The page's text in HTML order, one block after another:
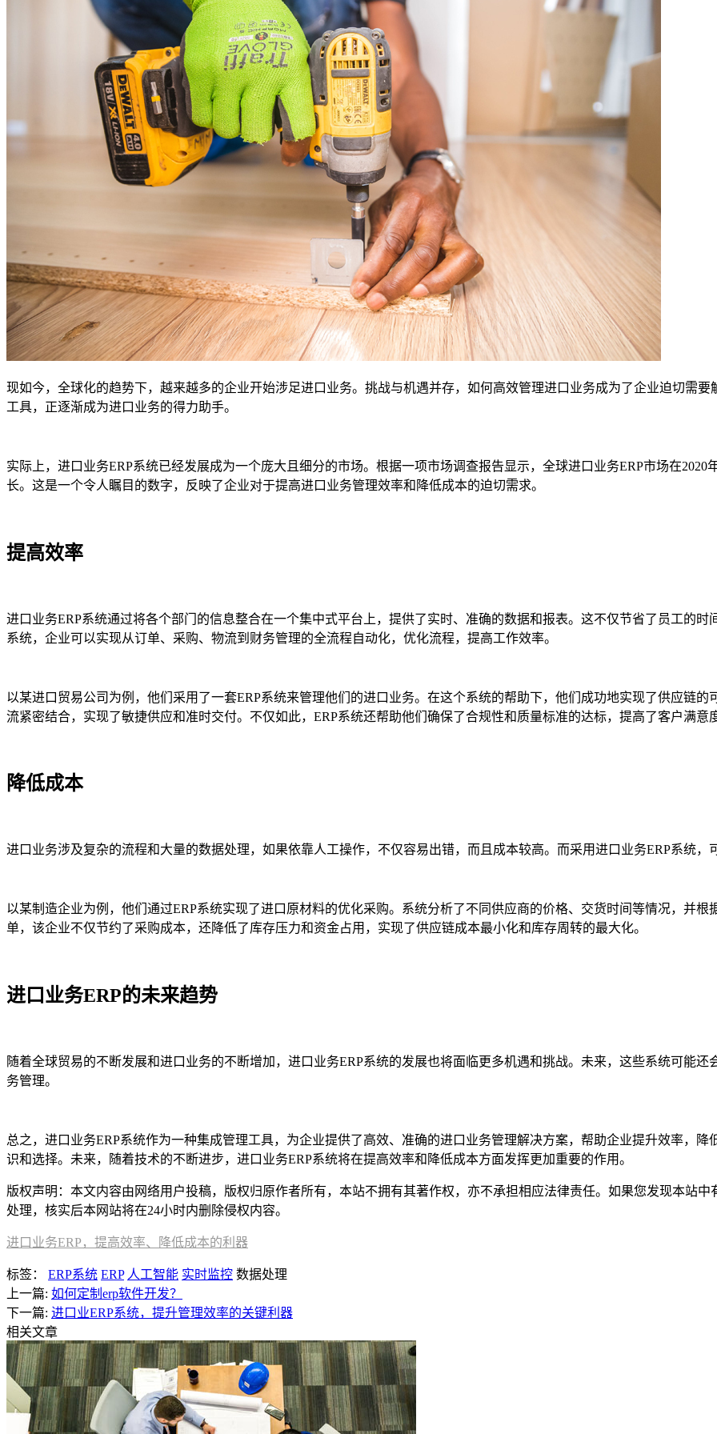
现如今，全球化的趋势下，越来越多的企业开始涉足进口业务。挑战与机遇并存，如何高效管理进口业务成为了企业迫切需
工具，正逐渐成为进口业务的得力助手。
实际上，进口业务ERP系统已经发展成为一个庞大且细分的市场。根据一项市场调查报告显示，全球进口业务ERP市场在
长。这是一个令人瞩目的数字，反映了企业对于提高进口业务管理效率和降低成本的迫切需求。
提高效率
进口业务ERP系统通过将各个部门的信息整合在一个集中式平台上，提供了实时、准确的数据和报表。这不仅节省了员工的
系统，企业可以实现从订单、采购、物流到财务管理的全流程自动化，优化流程，提高工作效率。
以某进口贸易公司为例，他们采用了一套ERP系统来管理他们的进口业务。在这个系统的帮助下，他们成功地实现了供应链
流紧密结合，实现了敏捷供应和准时交付。不仅如此，ERP系统还帮助他们确保了合规性和质量标准的达标，提高了客户满意
降低成本
进口业务涉及复杂的流程和大量的数据处理，如果依靠人工操作，不仅容易出错，而且成本较高。而采用进口业务ERP系统，
以某制造企业为例，他们通过ERP系统实现了进口原材料的优化采购。系统分析了不同供应商的价格、交货时间等情况，并
单，该企业不仅节约了采购成本，还降低了库存压力和资金占用，实现了供应链成本最小化和库存周转的最大化。
进口业务ERP的未来趋势
随着全球贸易的不断发展和进口业务的不断增加，进口业务ERP系统的发展也将面临更多机遇和挑战。未来，这些系统可能
务管理。
总之，进口业务ERP系统作为一种集成管理工具，为企业提供了高效、准确的进口业务管理解决方案，帮助企业提升效率，
识和选择。未来，随着技术的不断进步，进口业务ERP系统将在提高效率和降低成本方面发挥更加重要的作用。
版权声明：本文内容由网络用户投稿，版权归原作者所有，本站不拥有其著作权，亦不承担相应法律责任。如果您发现本站中
处理，核实后本网站将在24小时内删除侵权内容。
进口业务ERP，提高效率、降低成本的利器
标签： ERP系统 ERP 人工智能 实时监控 数据处理
上一篇: 如何定制erp软件开发？
下一篇: 进口业ERP系统，提升管理效率的关键利器
相关文章